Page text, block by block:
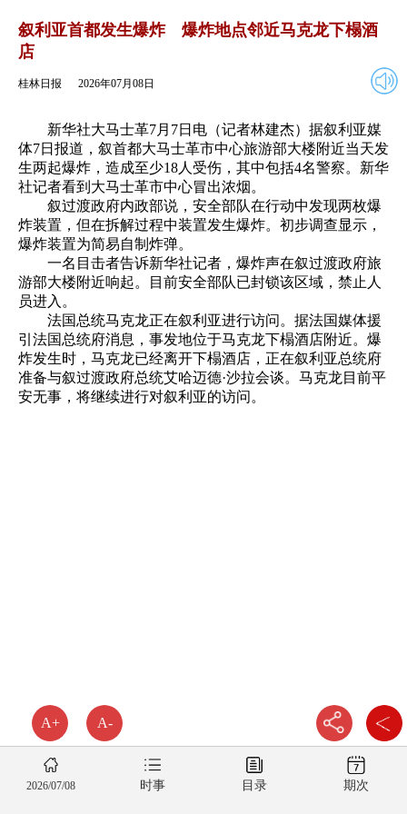
A+ A-
2026年07月08日
叙利亚首都发生爆炸 爆炸地点邻近马克龙下榻酒
店
桂林日报 2026年07月08日
新华社大马士革7月7日电（记者林建杰）据叙利亚媒
体7日报道，叙首都大马士革市中心旅游部大楼附近当天发
生两起爆炸，造成至少18人受伤，其中包括4名警察。新华
社记者看到大马士革市中心冒出浓烟。
叙过渡政府内政部说，安全部队在行动中发现两枚爆
炸装置，但在拆解过程中装置发生爆炸。初步调查显示，
爆炸装置为简易自制炸弹。
一名目击者告诉新华社记者，爆炸声在叙过渡政府旅
游部大楼附近响起。目前安全部队已封锁该区域，禁止人
员进入。
法国总统马克龙正在叙利亚进行访问。据法国媒体援
引法国总统府消息，事发地位于马克龙下榻酒店附近。爆
炸发生时，马克龙已经离开下榻酒店，正在叙利亚总统府
准备与叙过渡政府总统艾哈迈德·沙拉会谈。马克龙目前平
安无事，将继续进行对叙利亚的访问。
2026/07/08 时事 目录 期次